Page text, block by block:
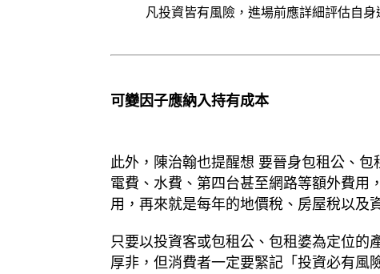
凡投資皆有風險，進場前應詳細評估自身
可變因子應納入持有成本
此外，陳治翰也提醒想 要晉身包租公、
電費、水費、第四台甚至網路等額外費用
用，再來就是每年的地價稅、房屋稅以及
只要以投資客或包租公、包租婆為定位的
厚非，但消費者一定要緊記「投資必有風